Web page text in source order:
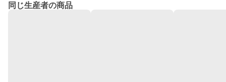
同じ生産者の商品